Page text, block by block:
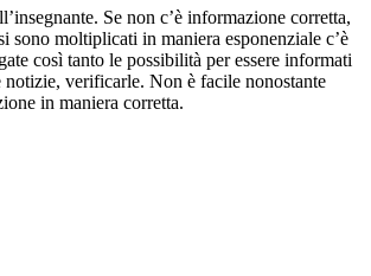
Se non c’è informazione corretta,
moltiplicati in maniera esponenziale c’è
così tanto le possibilità per essere informati
notizie, verificarle. Non è facile nonostante
in maniera corretta.